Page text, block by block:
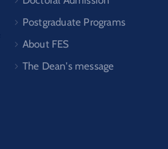
Postgraduate Programs
About FES
The Dean's message